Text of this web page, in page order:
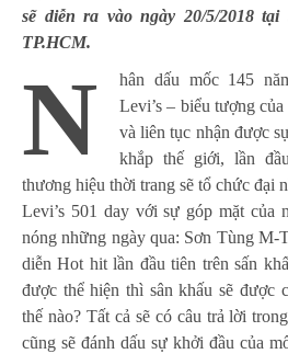
sẽ diễn ra vào ngày 20/5/2018
TP.HCM.
N
hân dấu mốc 145
Levi’s – biểu tượng
và liên tục nhận được
khắp thế giới, lần
thương hiệu thời trang sẽ tổ chức đại
Levi’s 501 day với sự góp mặt của
nóng những ngày qua: Sơn Tùng M-
diễn Hot hit lần đầu tiên trên sấn
được thể hiện thì sân khấu sẽ được
thế nào? Tất cả sẽ có câu trả lời
cũng sẽ đánh dấu sự khởi đầu của